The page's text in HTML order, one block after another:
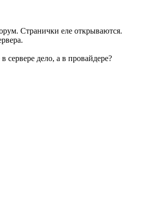
Странички еле открываются.
сервере дело, а в провайдере?